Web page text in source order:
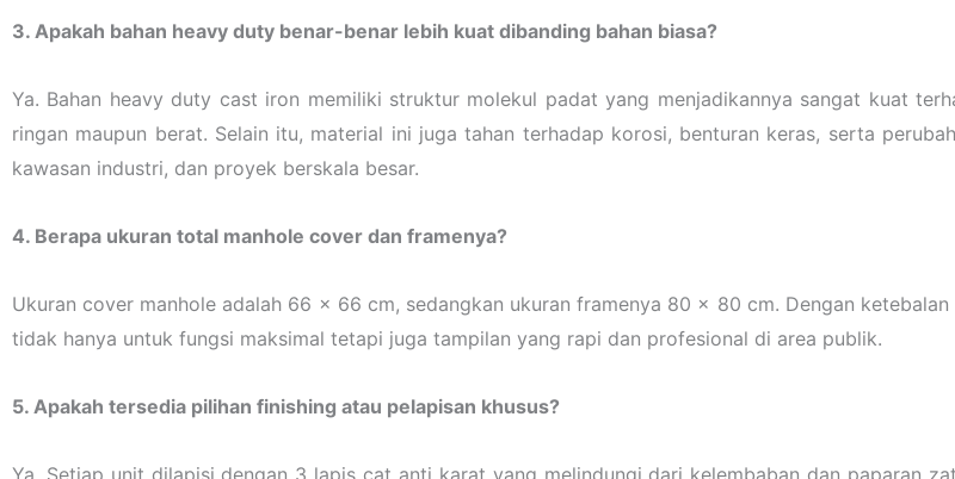
3. Apakah bahan heavy duty benar-benar lebih kuat dibanding bahan biasa?
Ya. Bahan heavy duty cast iron memiliki struktur molekul padat yang menjadikannya sangat kuat
ringan maupun berat. Selain itu, material ini juga tahan terhadap korosi, benturan keras, serta
kawasan industri, dan proyek berskala besar.
4. Berapa ukuran total manhole cover dan framenya?
Ukuran cover manhole adalah 66 x 66 cm, sedangkan ukuran framenya 80 x 80 cm. Dengan
tidak hanya untuk fungsi maksimal tetapi juga tampilan yang rapi dan profesional di area publik.
5. Apakah tersedia pilihan finishing atau pelapisan khusus?
Ya. Setiap unit dilapisi dengan 3 lapis cat anti karat yang melindungi dari kelembaban dan paparan